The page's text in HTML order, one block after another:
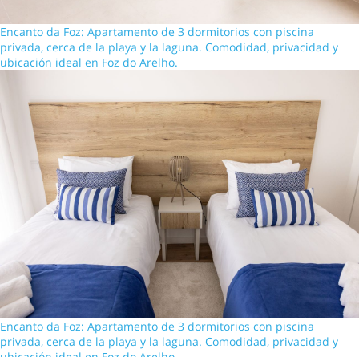
Encanto da Foz: Apartamento de 3 dormitorios con piscina
privada, cerca de la playa y la laguna. Comodidad, privacidad y
ubicación ideal en Foz do Arelho.
Encanto da Foz: Apartamento de 3 dormitorios con piscina
privada, cerca de la playa y la laguna. Comodidad, privacidad y